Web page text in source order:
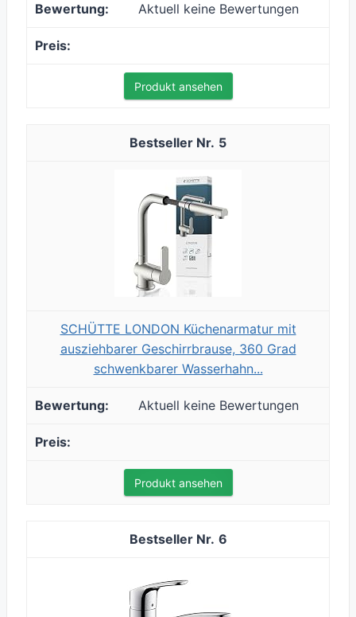
Aktuell keine Bewertungen
Produkt ansehen
5
SCHÜTTE LONDON Küchenarmatur mit
ausziehbarer Geschirrbrause, 360 Grad
schwenkbarer Wasserhahn...
Aktuell keine Bewertungen
Produkt ansehen
6